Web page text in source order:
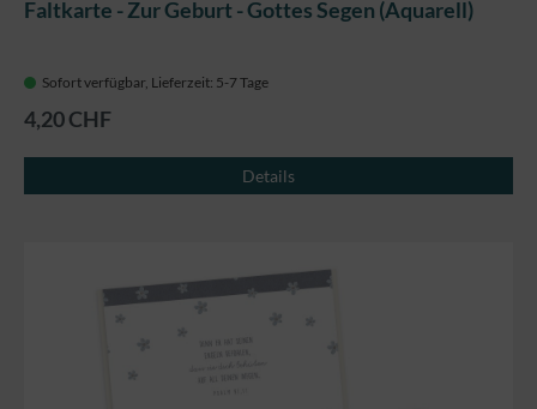
Faltkarte - Zur Geburt - Gottes Segen (Aquarell)
Sofort verfügbar, Lieferzeit: 5-7 Tage
4,20 CHF
Details